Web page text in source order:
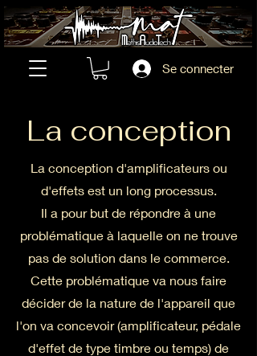
Se connecter
La conception d'amplificateurs ou
d'effets est un long processus.
Il a pour but de répondre à une
problématique à laquelle on ne trouve
pas de solution dans le commerce.
Cette problématique va nous faire
décider de la nature de l'appareil que
l'on va concevoir (amplificateur, pédale
d'effet de type timbre ou temps) de
La conception